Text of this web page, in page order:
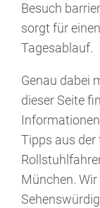
Besuch
sorgt für
Tagesablauf.
Genau dabei
dieser Seite
Tipps aus
München.